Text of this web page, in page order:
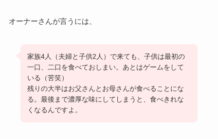
オーナーさんが言うには、
家族4人（夫婦と子供2人）で来ても、子供は最初の
一口、二口を食べておしまい。あとはゲームをして
いる（苦笑）
残りの大半はお父さんとお母さんが食べることにな
る。最後まで濃厚な味にしてしまうと、食べきれな
くなるんですよ。